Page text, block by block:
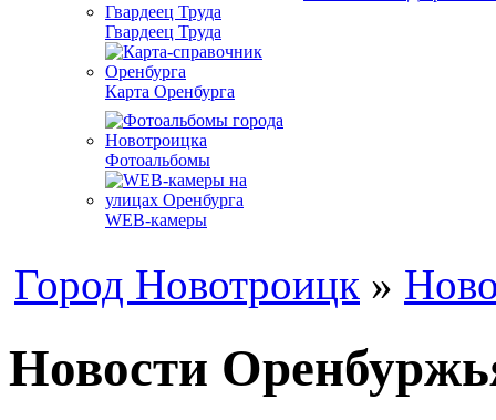
Гвардеец Труда
Карта Оренбурга
Фотоальбомы
WEB-камеры
Город Новотроицк »
Новости